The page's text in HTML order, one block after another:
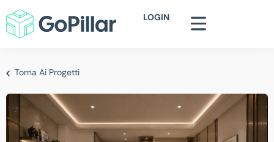
LOGIN
Torna Ai Progetti